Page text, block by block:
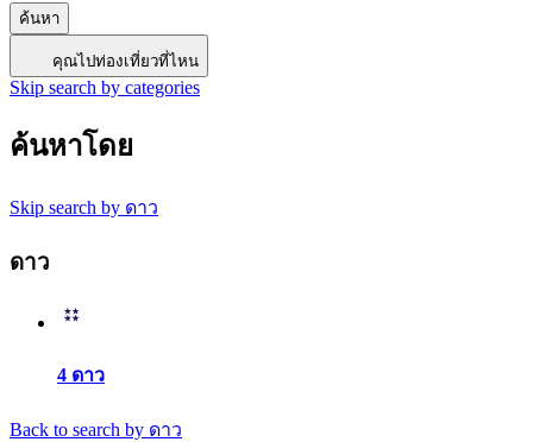
ค้นหา
คุณไปท่องเที่ยวที่ไหน
Skip search by categories
ค้นหาโดย
Skip search by ดาว
ดาว
4 ดาว
Back to search by ดาว